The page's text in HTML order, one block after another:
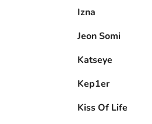
Izna
Jeon Somi
Katseye
Kep1er
Kiss Of Life